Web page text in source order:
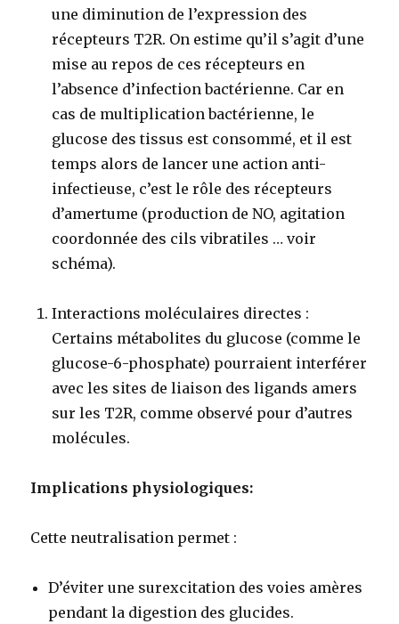
une diminution de l’expression des
récepteurs T2R. On estime qu’il s’agit d’une
mise au repos de ces récepteurs en
l’absence d’infection bactérienne. Car en
cas de multiplication bactérienne, le
glucose des tissus est consommé, et il est
temps alors de lancer une action anti-
infectieuse, c’est le rôle des récepteurs
d’amertume (production de NO, agitation
coordonnée des cils vibratiles … voir
schéma).
Interactions moléculaires directes :
Certains métabolites du glucose (comme le
glucose-6-phosphate) pourraient interférer
avec les sites de liaison des ligands amers
sur les T2R, comme observé pour d’autres
molécules.
Implications physiologiques:
Cette neutralisation permet :
D’éviter une surexcitation des voies amères
pendant la digestion des glucides.